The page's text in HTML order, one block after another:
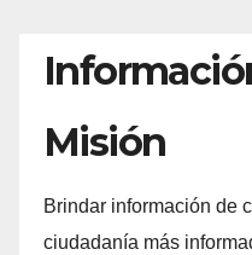
Misión
Brindar información de
ciudadanía más